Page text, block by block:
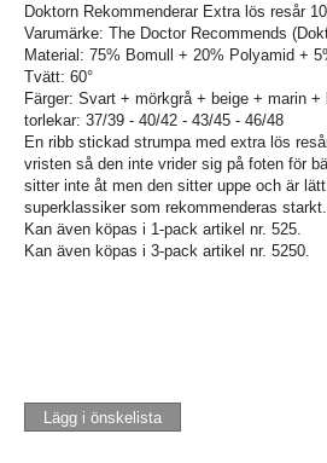
Doktorn Rekommenderar Extra lös resår 10
Varumärke: The Doctor Recommends
Material: 75% Bomull + 20% Polyamid +
Tvätt: 60°
Färger: Svart + mörkgrå + beige + marin +
torlekar: 37/39 - 40/42 - 43/45 - 46/48
En ribb stickad strumpa med extra lös
vristen så den inte vrider sig på foten för
sitter inte åt men den sitter uppe och är
superklassiker som rekommenderas starkt.
Kan även köpas i 1-pack artikel nr. 525.
Kan även köpas i 3-pack artikel nr. 5250.
Lägg i önskelista